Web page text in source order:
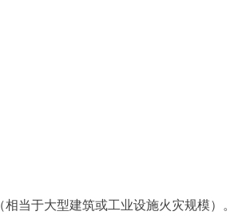
相当于大型建筑或工业设施火灾规模）。